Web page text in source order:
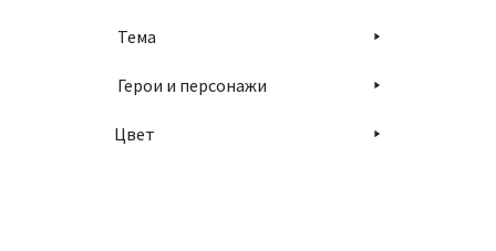
Тема
Герои и персонажи
Цвет